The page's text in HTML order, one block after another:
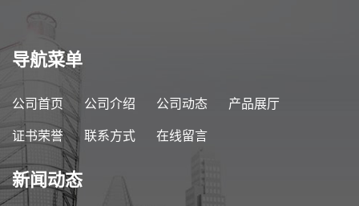
导航菜单
公司首页 公司介绍 公司动态 产品展厅
证书荣誉 联系方式 在线留言
新闻动态